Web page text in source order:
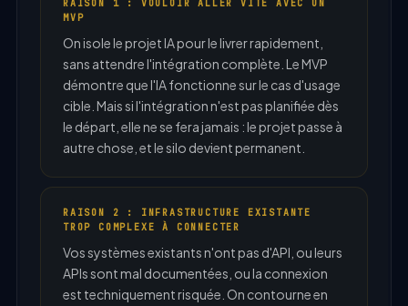
RAISON 1 : VOULOIR ALLER VITE AVEC UN
MVP
On isole le projet IA pour le livrer rapidement,
sans attendre l'intégration complète. Le MVP
démontre que l'IA fonctionne sur le cas d'usage
cible. Mais si l'intégration n'est pas planifiée dès
le départ, elle ne se fera jamais : le projet passe à
autre chose, et le silo devient permanent.
RAISON 2 : INFRASTRUCTURE EXISTANTE
TROP COMPLEXE À CONNECTER
Vos systèmes existants n'ont pas d'API, ou leurs
APIs sont mal documentées, ou la connexion
est techniquement risquée. On contourne en